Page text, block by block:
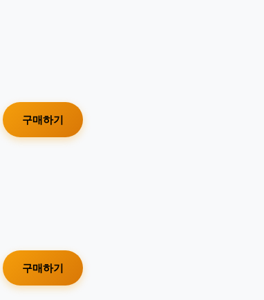
구매하기
구매하기